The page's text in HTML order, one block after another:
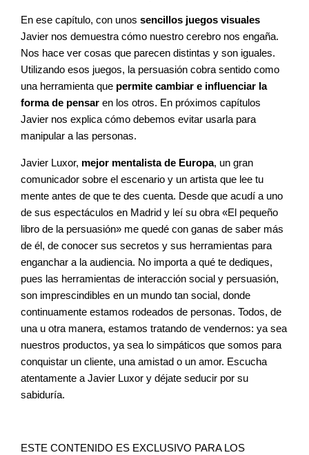
En ese capítulo, con unossencillos juegos visuales
Javier nos demuestra cómo nuestro cerebro nos engaña.
Nos hace ver cosas que parecen distintas y son iguales.
Utilizando esos juegos, la persuasión cobra sentido como
una herramienta que permite cambiar e influenciar la
forma de pensar en los otros. En próximos capítulos
Javier nos explica cómo debemos evitar usarla para
manipular a las personas.
Javier Luxor, mejor mentalista de Europa, un gran
comunicador sobre el escenario y un artista que lee tu
mente antes de que te des cuenta. Desde que acudí a uno
de sus espectáculos en Madrid y leí su obra «El pequeño
libro de la persuasión» me quedé con ganas de saber más
de él, de conocer sus secretos y sus herramientas para
enganchar a la audiencia. No importa a qué te dediques,
pues las herramientas de interacción social y persuasión,
son imprescindibles en un mundo tan social, donde
continuamente estamos rodeados de personas. Todos, de
una u otra manera, estamos tratando de vendernos: ya sea
nuestros productos, ya sea lo simpáticos que somos para
conquistar un cliente, una amistad o un amor. Escucha
atentamente a Javier Luxor y déjate seducir por su
sabiduría.
ESTE CONTENIDO ES EXCLUSIVO PARA LOS